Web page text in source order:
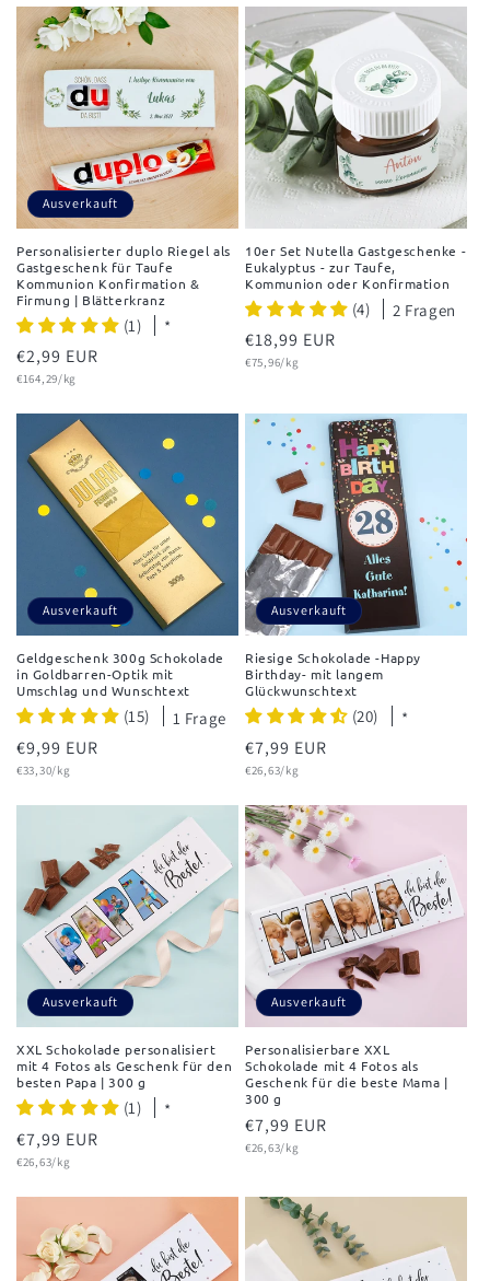
Ausverkauft
Personalisierter duplo Riegel als
Gastgeschenk für Taufe
Kommunion Konfirmation &
Firmung | Blätterkranz
(1) *
Normaler
Preis
€2,99 EUR
Grundpreis
€164,29/kg
10er Set Nutella Gastgeschenke -
Eukalyptus - zur Taufe,
Kommunion oder Konfirmation
(4) 2 Fragen
Normaler
Preis
€18,99 EUR
Grundpreis
€75,96/kg
Ausverkauft
Geldgeschenk 300g Schokolade
in Goldbarren-Optik mit
Umschlag und Wunschtext
(15) 1 Frage
Normaler
Preis
€9,99 EUR
Grundpreis
€33,30/kg
Ausverkauft
Riesige Schokolade -Happy
Birthday- mit langem
Glückwunschtext
(20) *
Normaler
Preis
€7,99 EUR
Grundpreis
€26,63/kg
Ausverkauft
XXL Schokolade personalisiert
mit 4 Fotos als Geschenk für den
besten Papa | 300 g
(1) *
Normaler
Preis
€7,99 EUR
Grundpreis
€26,63/kg
Ausverkauft
Personalisierbare XXL
Schokolade mit 4 Fotos als
Geschenk für die beste Mama |
300 g
Normaler
Preis
€7,99 EUR
Grundpreis
€26,63/kg